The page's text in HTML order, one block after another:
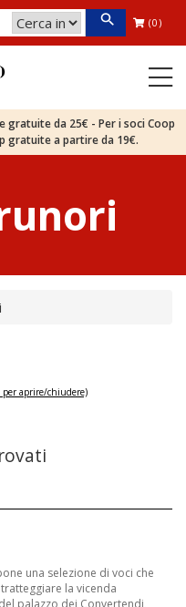
(0)
gratuite da 25€ - Per i soci Coop
gratuite a partire da 19€.
per aprire/chiudere)
una selezione di voci che
la vicenda
palazzo dei Convertendi,